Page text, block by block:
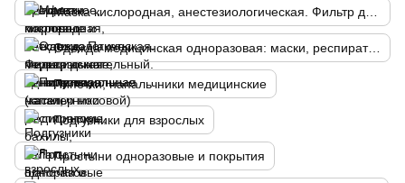
Одежда медицинская одноразовая: маски, респираторы, бахилы, халаты, шапочки и т.п.
Пипетки, напальчники медицинские
Подгузники для взрослых
Простыни одноразовые и покрытия